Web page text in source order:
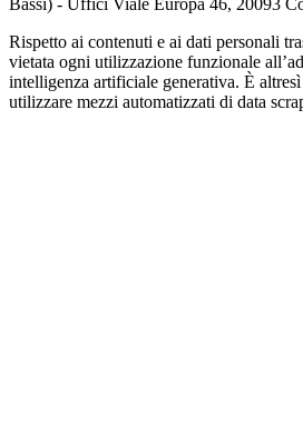
Rispetto ai contenuti e ai dati personali
vietata ogni utilizzazione funzionale
intelligenza artificiale generativa. È
utilizzare mezzi automatizzati di data